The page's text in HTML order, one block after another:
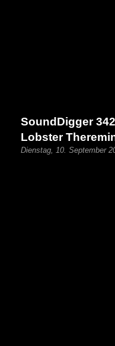
SoundDigger
Lobster
Dienstag, 10. September